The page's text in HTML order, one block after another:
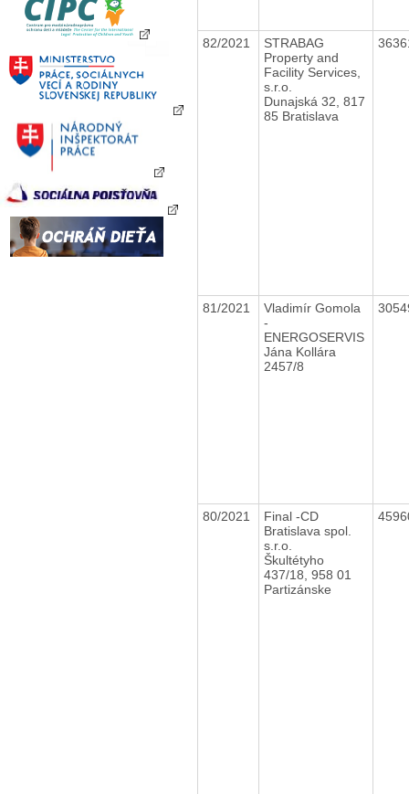
82/2021
STRABAG
Property and
Facility Services,
s.r.o.
Dunajská 32, 817
85 Bratislava
81/2021
Vladimír Gomola
-
ENERGOSERVIS
Jána Kollára
2457/8
80/2021
Final -CD
Bratislava spol.
s.r.o.
Škultétyho
437/18, 958 01
Partizánske